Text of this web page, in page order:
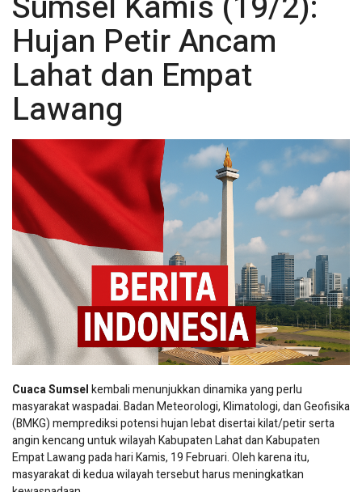
Hujan Petir Ancam
Lahat dan Empat
Lawang
Cuaca Sumselkembali menunjukkan dinamika yang perlu
masyarakat waspadai. Badan Meteorologi, Klimatologi, dan Geofisika
(BMKG) memprediksi potensi hujan lebat disertai kilat/petir serta
angin kencang untuk wilayah Kabupaten Lahat dan Kabupaten
Empat Lawang pada hari Kamis, 19 Februari. Oleh karena itu,
masyarakat di kedua wilayah tersebut harus meningkatkan